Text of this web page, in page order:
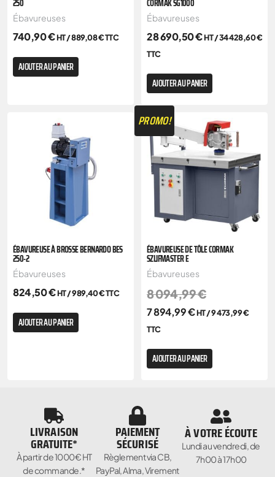
250
Ébavureuses
740,90€HT /889,08€TTC
AJOUTER AU PANIER
CORMAK SG1000
Ébavureuses
28 690,50€HT /34 428,60€
TTC
AJOUTER AU PANIER
ÉBAVUREUSE À BROSSE BERNARDO BES
250-2
Ébavureuses
824,50€HT /989,40€TTC
AJOUTER AU PANIER
PROMO!
ÉBAVUREUSE DE TÔLE CORMAK
SZLIFMASTER E
Ébavureuses
8 094,99€
7 894,99€HT /9 473,99€
TTC
AJOUTER AU PANIER
LIVRAISON
GRATUITE*
À partir de 1000€ HT
de commande.*
PAIEMENT
SÉCURISÉ
Règlement via CB,
PayPal, Alma, Virement
À VOTRE ÉCOUTE
Lundi au vendredi, de
7h00 à 17h00